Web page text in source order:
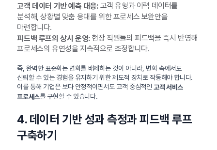
고객 데이터 기반 예측 대응:고객 유형과 이력 데이터를
분석해, 상황별 맞춤 응대를 위한 프로세스 보완안을
마련합니다.
피드백 루프의 상시 운영:현장 직원들의 피드백을 즉시 반영해
프로세스의 유연성을 지속적으로 조정합니다.
즉, 완벽한 표준화는 변화를 배제하는 것이 아니라, 변화 속에서도
신뢰할 수 있는 경험을 유지하기 위한 제도적 장치로 작동해야 합니다.
이를 통해 기업은 보다 안정적이면서도 고객 중심적인고객 서비스
프로세스를 구현할 수 있습니다.
4. 데이터 기반 성과 측정과 피드백 루프
구축하기